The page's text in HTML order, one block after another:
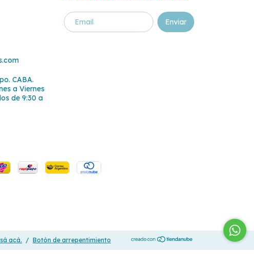
CABA.
a Viernes
de 9:30 a
acá. / Botón de arrepentimiento